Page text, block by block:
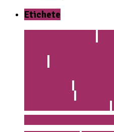
Etichete